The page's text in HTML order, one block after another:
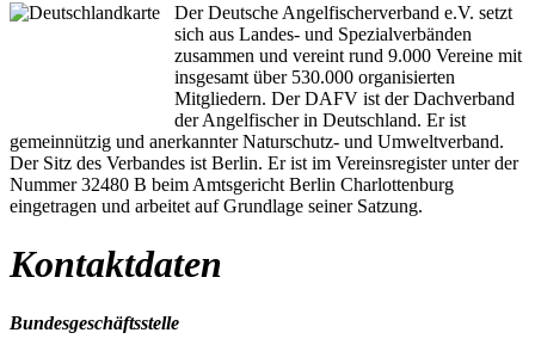
Der Deutsche Angelfischerverband e.V. setzt
sich aus Landes- und Spezialverbänden
zusammen und vereint rund 9.000 Vereine mit
insgesamt über 530.000 organisierten
Mitgliedern. Der DAFV ist der Dachverband
der Angelfischer in Deutschland. Er ist
gemeinnützig und anerkannter Naturschutz- und Umweltverband.
Der Sitz des Verbandes ist Berlin. Er ist im Vereinsregister unter der
Nummer 32480 B beim Amtsgericht Berlin Charlottenburg
eingetragen und arbeitet auf Grundlage seiner Satzung.
Kontaktdaten
Bundesgeschäftsstelle